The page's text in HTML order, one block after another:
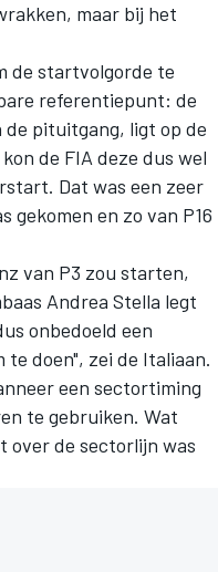
maar bij het
de startvolgorde te
referentiepunt: de
de pituitgang, ligt op de
de FIA deze dus wel
Dat was een zeer
gekomen en zo van P16
van P3 zou starten,
Andrea Stella legt
onbedoeld een
doen", zei de Italiaan.
een sectortiming
te gebruiken. Wat
over de sectorlijn was